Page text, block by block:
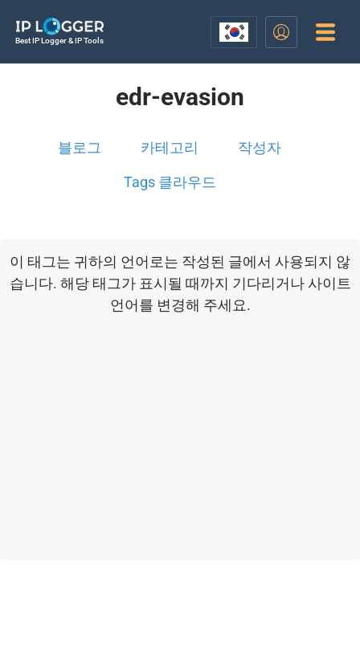
Best IP Logger & IP Tools
edr-evasion
블로그 카테고리 작성자
Tags 클라우드